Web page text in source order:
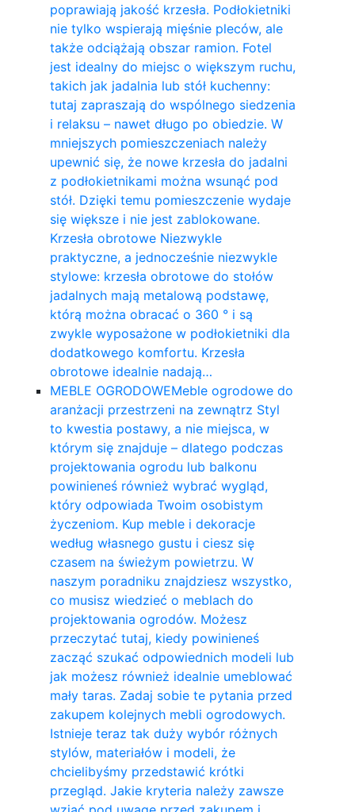
poprawiają jakość krzesła. Podłokietniki
nie tylko wspierają mięśnie pleców, ale
także odciążają obszar ramion. ​Fotel
jest idealny do miejsc o większym ruchu,
takich jak jadalnia lub stół kuchenny:
tutaj zapraszają do wspólnego siedzenia
i relaksu – nawet długo po obiedzie. W
mniejszych pomieszczeniach należy
upewnić się, że nowe krzesła do jadalni
z podłokietnikami można wsunąć pod
stół. Dzięki temu pomieszczenie wydaje
się większe i nie jest zablokowane.
Krzesła obrotowe Niezwykle
praktyczne, a jednocześnie niezwykle
stylowe: krzesła obrotowe do stołów
jadalnych mają metalową podstawę,
którą można obracać o 360 ° i są
zwykle wyposażone w podłokietniki dla
dodatkowego komfortu. Krzesła
obrotowe idealnie nadają…
MEBLE OGRODOWEMeble ogrodowe do
aranżacji przestrzeni na zewnątrz Styl
to kwestia postawy, a nie miejsca, w
którym się znajduje – dlatego podczas
projektowania ogrodu lub balkonu
powinieneś również wybrać wygląd,
który odpowiada Twoim osobistym
życzeniom. Kup meble i dekoracje
według własnego gustu i ciesz się
czasem na świeżym powietrzu. W
naszym poradniku znajdziesz wszystko,
co musisz wiedzieć o meblach do
projektowania ogrodów. Możesz
przeczytać tutaj, kiedy powinieneś
zacząć szukać odpowiednich modeli lub
jak możesz również idealnie umeblować
mały taras. Zadaj sobie te pytania przed
zakupem kolejnych mebli ogrodowych.
Istnieje teraz tak duży wybór różnych
stylów, materiałów i modeli, że
chcielibyśmy przedstawić krótki
przegląd. Jakie kryteria należy zawsze